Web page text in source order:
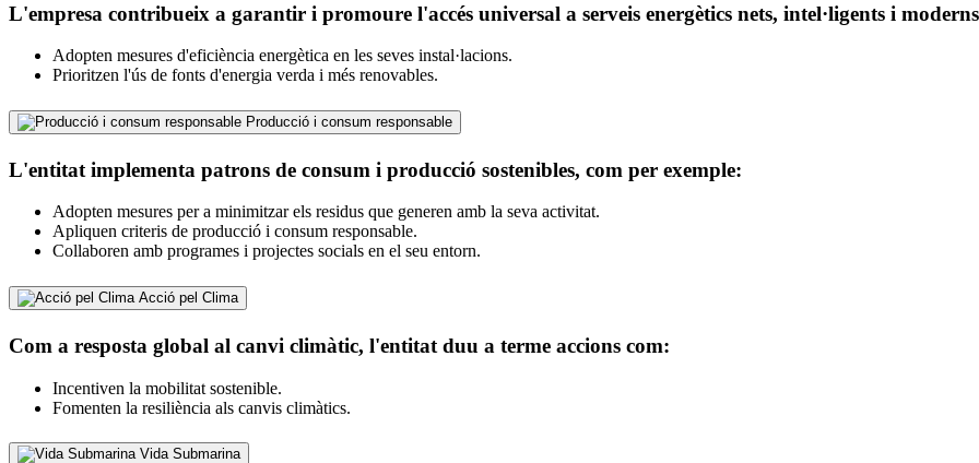
L'empresa contribueix a garantir i promoure l'accés universal a serveis energètics nets, intel·ligents i
Adopten mesures d'eficiència energètica en les seves instal·lacions.
Prioritzen l'ús de fonts d'energia verda i més renovables.
Producció i consum responsable
L'entitat implementa patrons de consum i producció sostenibles, com per exemple:
Adopten mesures per a minimitzar els residus que generen amb la seva activitat.
Apliquen criteris de producció i consum responsable.
Collaboren amb programes i projectes socials en el seu entorn.
Acció pel Clima
Com a resposta global al canvi climàtic, l'entitat duu a terme accions com:
Incentiven la mobilitat sostenible.
Fomenten la resiliència als canvis climàtics.
Vida Submarina